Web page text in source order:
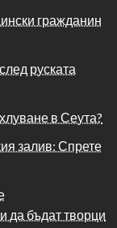
гражданин
руската
в Сеута?
залив: Спрете
да бъдат творци